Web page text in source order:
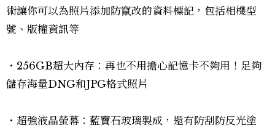
術讓你可以為照片添加防竄改的資料標記，包括相機型
號、版權資訊等
・256GB超大內存：再也不用擔心記憶卡不夠用！足夠
儲存海量DNG和JPG格式照片
・超強液晶螢幕：藍寶石玻璃製成，還有防刮防反光塗